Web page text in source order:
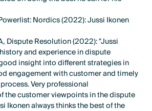
Nordics (2022): Jussi Ikonen
Dispute Resolution (2022): "Jussi
and experience in dispute
insight into different strategies in
engagement with customer and timely
Very professional
the customer viewpoints in the dispute
Ikonen always thinks the best of the